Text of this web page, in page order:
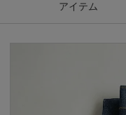
アイテム